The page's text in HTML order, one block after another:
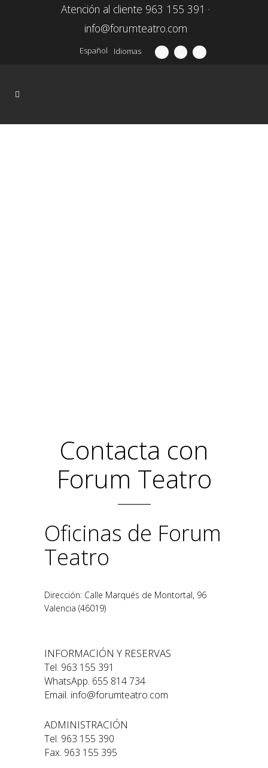
Atención al cliente 963 155 391 ·
info@forumteatro.com
Idiomas
Español
Contacta con
Forum Teatro
Oficinas de Forum
Teatro
Dirección: Calle Marqués de Montortal, 96
Valencia (46019)
INFORMACIÓN Y RESERVAS
Tel. 963 155 391
WhatsApp. 655 814 734
Email. info@forumteatro.com
ADMINISTRACIÓN
Tel. 963 155 390
Fax. 963 155 395